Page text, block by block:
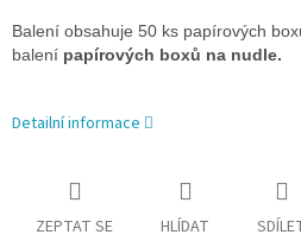
Balení obsahuje 50 ks papírových
balení papírových boxů na nudle.
Detailní informace
ZEPTAT SE HLÍDAT